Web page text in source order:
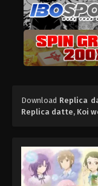
Download Replica
Replica datte, Koi